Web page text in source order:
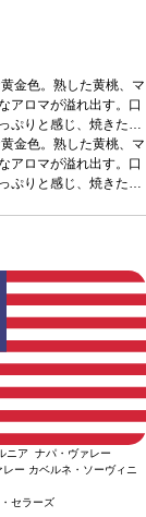
金色。熟した黄桃、マ
アロマが溢れ出す。口
ぷりと感じ、焼きたて
トへとシームレスに移
際立ち、ベニエの含み
ローストチキンなどと
金色。熟した黄桃、マ
アロマが溢れ出す。口
ぷりと感じ、焼きたて
ーストチキンなどと
合、在庫があり価格が
了承ください。
ニア ナパ・ヴァレー
ー カベルネ・ソーヴィニ
セラーズ